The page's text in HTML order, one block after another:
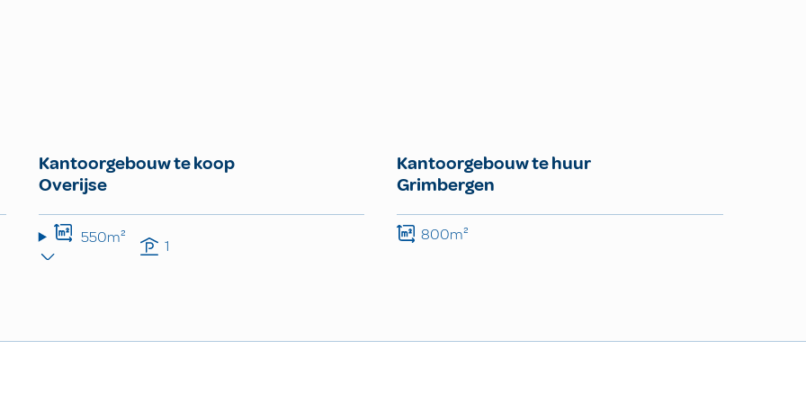
Kantoorgebouw te koop
Overijse
550m² 1
Kantoorgebouw te huur
Grimbergen
800m²